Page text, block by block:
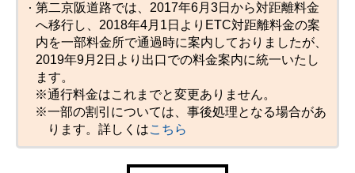
第二京阪道路では、2017年6月3日から対距離料金
へ移行し、2018年4月1日よりETC対距離料金の案
内を一部料金所で通過時に案内しておりましたが、
2019年9月2日より出口での料金案内に統一いたし
ます。
※通行料金はこれまでと変更ありません。
※一部の割引については、事後処理となる場合があ
ります。詳しくはこちら